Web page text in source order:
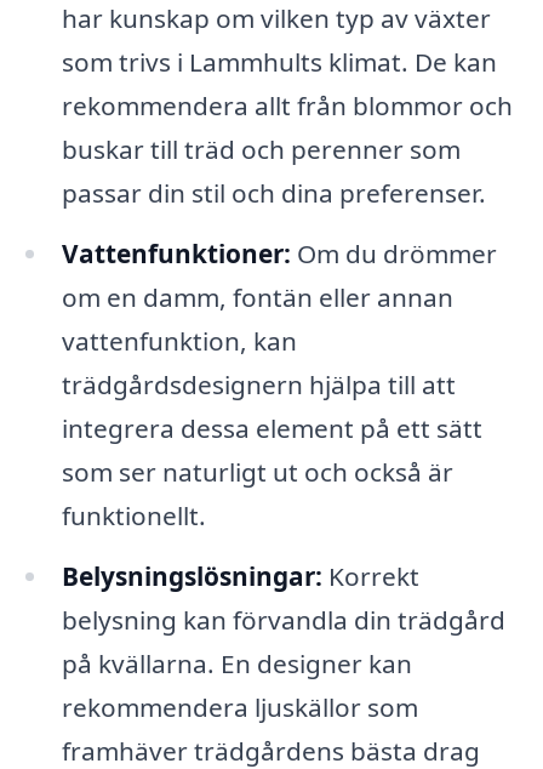
har kunskap om vilken typ av växter
som trivs i Lammhults klimat. De kan
rekommendera allt från blommor och
buskar till träd och perenner som
passar din stil och dina preferenser.
Vattenfunktioner: Om du drömmer
om en damm, fontän eller annan
vattenfunktion, kan
trädgårdsdesignern hjälpa till att
integrera dessa element på ett sätt
som ser naturligt ut och också är
funktionellt.
Belysningslösningar: Korrekt
belysning kan förvandla din trädgård
på kvällarna. En designer kan
rekommendera ljuskällor som
framhäver trädgårdens bästa drag